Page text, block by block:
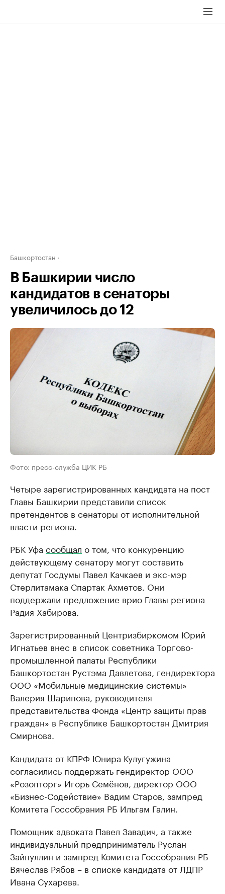
Башкортостан
В Башкирии число
кандидатов в сенаторы
увеличилось до 12
Фото: пресс-служба ЦИК РБ
Четыре зарегистрированных кандидата на пост
Главы Башкирии представили список
претендентов в сенаторы от исполнительной
власти региона.
РБК Уфа сообщал о том, что конкуренцию
действующему сенатору могут составить
депутат Госдумы Павел Качкаев и экс-мэр
Стерлитамака Спартак Ахметов. Они
поддержали предложение врио Главы региона
Радия Хабирова.
Зарегистрированный Центризбиркомом Юрий
Игнатьев внес в список советника Торгово-
промышленной палаты Республики
Башкортостан Рустэма Давлетова, гендиректора
ООО «Мобильные медицинские системы»
Валерия Шарипова, руководителя
представительства Фонда «Центр защиты прав
граждан» в Республике Башкортостан Дмитрия
Смирнова.
Кандидата от КПРФ Юнира Кулугужина
согласились поддержать гендиректор ООО
«Розопторг» Игорь Семёнов, директор ООО
«Бизнес-Содействие» Вадим Старов, зампред
Комитета Госсобрания РБ Ильгам Галин.
Помощник адвоката Павел Завадич, а также
индивидуальный предприниматель Руслан
Зайнуллин и зампред Комитета Госсобрания РБ
Вячеслав Рябов – в списке кандидата от ЛДПР
Ивана Сухарева.